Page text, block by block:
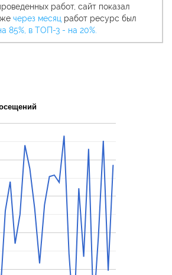
работ, сайт показал
через месяц работ ресурс был
85%, в ТОП-3 - на 20%.